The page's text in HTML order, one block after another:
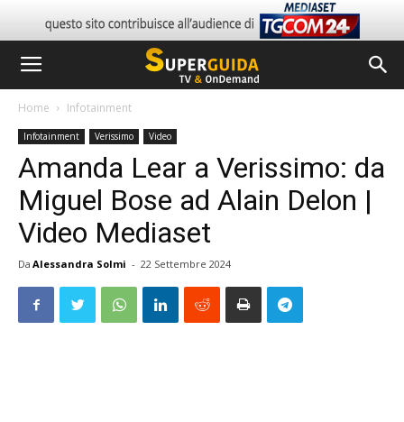
Home Infotainment
Infotainment Verissimo Video
Amanda Lear a Verissimo: da
Miguel Bose ad Alain Delon |
Video Mediaset
Da Alessandra Solmi - 22 Settembre 2024